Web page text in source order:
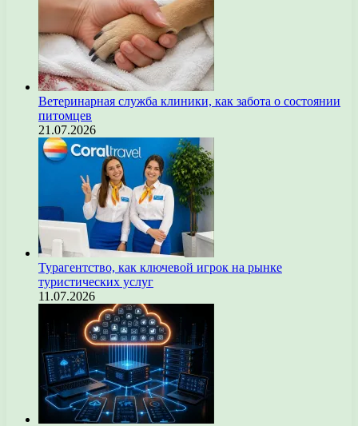
Ветеринарная служба клиники, как забота о состоянии
питомцев
21.07.2026
Турагентство, как ключевой игрок на рынке
туристических услуг
11.07.2026